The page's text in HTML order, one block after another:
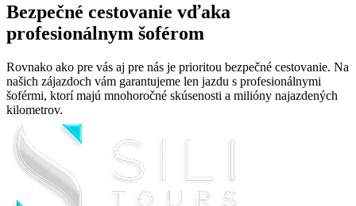
Bezpečné cestovanie vďaka
profesionálnym šoférom
Rovnako ako pre vás aj pre nás je prioritou bezpečné cestovanie. Na
našich zájazdoch vám garantujeme len jazdu s profesionálnymi
šoférmi, ktorí majú mnohoročné skúsenosti a milióny najazdených
kilometrov.